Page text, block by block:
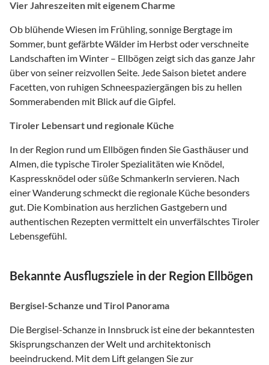
Vier Jahreszeiten mit eigenem Charme
Ob blühende Wiesen im Frühling, sonnige Bergtage im
Sommer, bunt gefärbte Wälder im Herbst oder verschneite
Landschaften im Winter – Ellbögen zeigt sich das ganze Jahr
über von seiner reizvollen Seite. Jede Saison bietet andere
Facetten, von ruhigen Schneespaziergängen bis zu hellen
Sommerabenden mit Blick auf die Gipfel.
Tiroler Lebensart und regionale Küche
In der Region rund um Ellbögen finden Sie Gasthäuser und
Almen, die typische Tiroler Spezialitäten wie Knödel,
Kaspressknödel oder süße Schmankerln servieren. Nach
einer Wanderung schmeckt die regionale Küche besonders
gut. Die Kombination aus herzlichen Gastgebern und
authentischen Rezepten vermittelt ein unverfälschtes Tiroler
Lebensgefühl.
Bekannte Ausflugsziele in der Region Ellbögen
Bergisel-Schanze und Tirol Panorama
Die Bergisel-Schanze in Innsbruck ist eine der bekanntesten
Skisprungschanzen der Welt und architektonisch
beeindruckend. Mit dem Lift gelangen Sie zur